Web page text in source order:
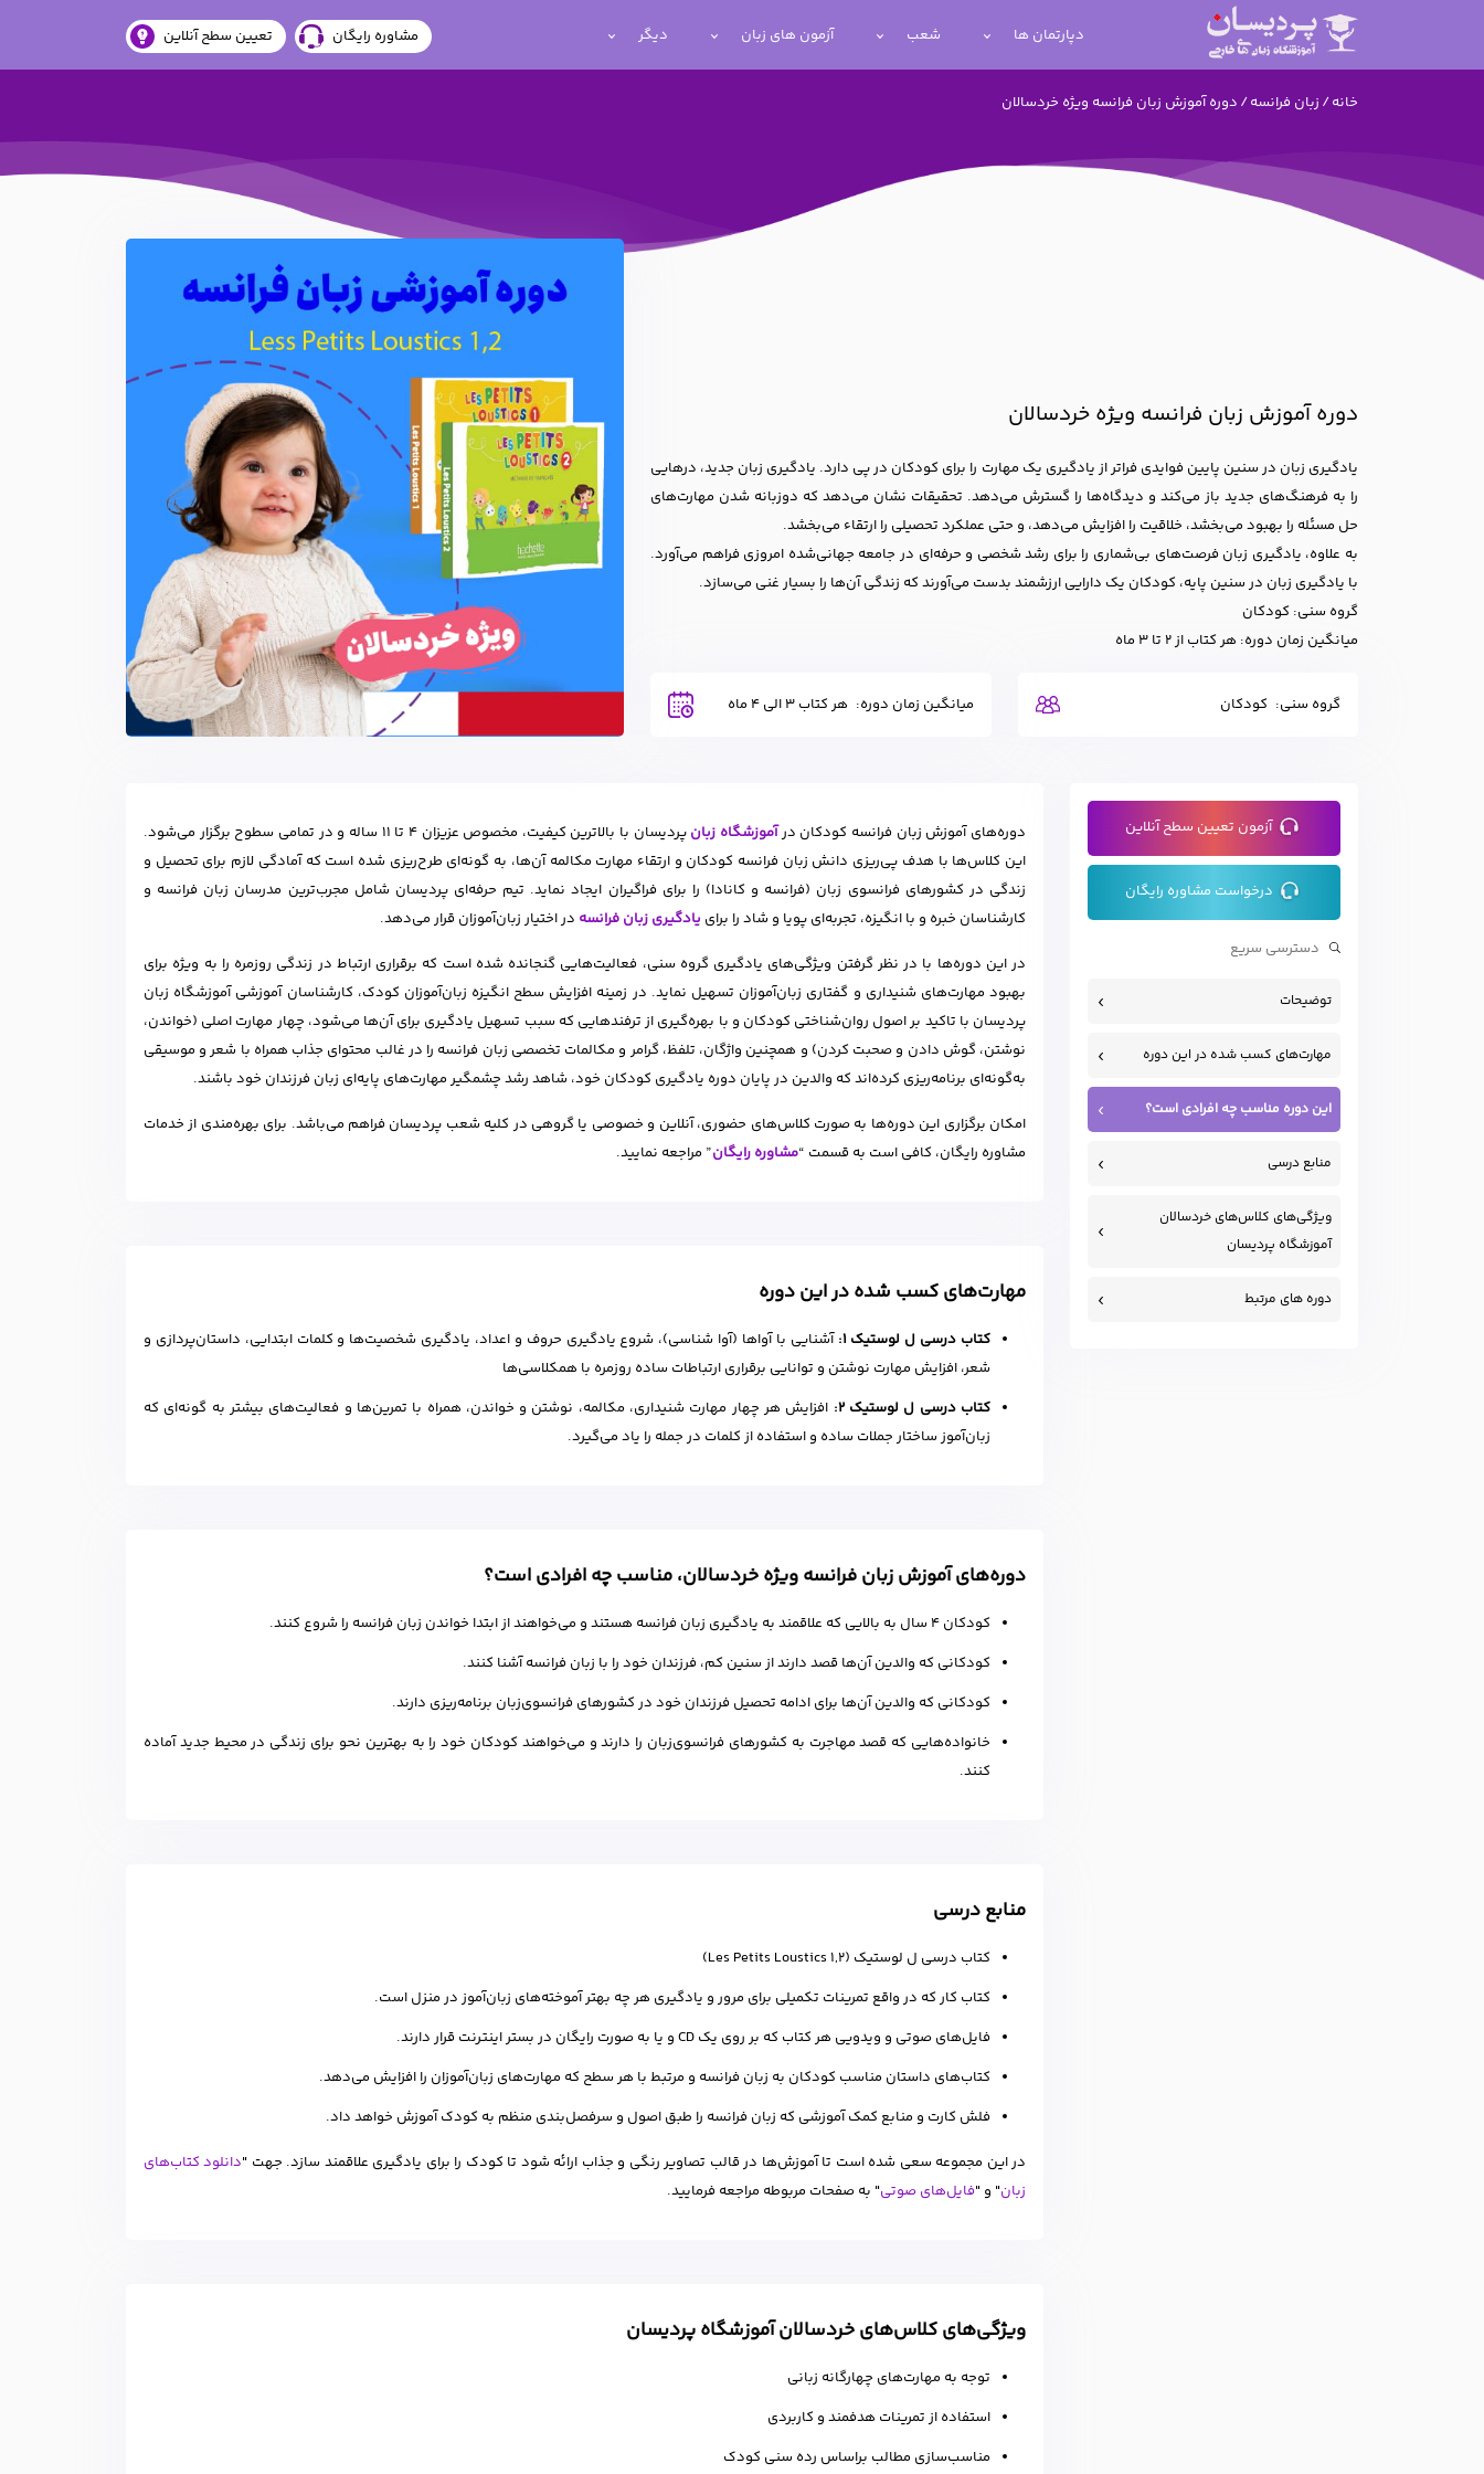
دپارتمان ها شعب آزمون های زبان دیگر مشاوره رایگان تعیین سطح آنلاین
خانه/ زبان فرانسه/ دوره آموزش زبان فرانسه ویژه خردسالان
دوره آموزش زبان فرانسه ویژه خردسالان
یادگیری زبان در سنین پایین فوایدی فراتر از یادگیری یک مهارت را برای کودکان در پی دارد. یادگیری زبان جدید، درهایی
را به فرهنگ‌های جدید باز می‌کند و دیدگاه‌ها را گسترش می‌دهد. تحقیقات نشان می‌دهد که دوزبانه شدن مهارت‌های
حل مسئله را بهبود می‌بخشد، خلاقیت را افزایش می‌دهد، و حتی عملکرد تحصیلی را ارتقاء می‌بخشد.
به علاوه، یادگیری زبان فرصت‌های بی‌شماری را برای رشد شخصی و حرفه‌ای در جامعه جهانی‌شده امروزی فراهم می‌آورد.
با یادگیری زبان در سنین پایه، کودکان یک دارایی ارزشمند بدست می‌آورند که زندگی آن‌ها را بسیار غنی می‌سازد.
گروه سنی: کودکان
میانگین زمان دوره: هر کتاب از 2 تا 3 ماه
گروه سنی: کودکان میانگین زمان دوره: هر کتاب 3 الی 4 ماه
دوره‌های آموزش زبان فرانسه کودکان درآموزشگاه زبان
پردیسان با بالاترین کیفیت، مخصوص عزیزان 4 تا 11 ساله و در تمامی سطوح برگزار می‌شود.
این کلاس‌ها با هدف پی‌ریزی دانش زبان فرانسه کودکان و ارتقاء مهارت مکالمه آن‌ها، به گونه‌ای طرح‌ریزی شده است که آمادگی لازم برای تحصیل و
زندگی در کشورهای فرانسوی زبان (فرانسه و کانادا) را برای فراگیران ایجاد نماید. تیم حرفه‌ای پردیسان شامل مجرب‌ترین مدرسان زبان فرانسه و
کارشناسان خبره و با انگیزه، تجربه‌ای پویا و شاد را برای یادگیری زبان فرانسه در اختیار زبان‌آموزان قرار می‌دهد.
در این دوره‌ها با در نظر گرفتن ویژگی‌های یادگیری گروه سنی، فعالیت‌هایی گنجانده شده است که برقراری ارتباط در زندگی روزمره را به ویژه برای
بهبود مهارت‌های شنیداری و گفتاری زبان‌آموزان تسهیل نماید. در زمینه افزایش سطح انگیزه زبان‌آموزان کودک، کارشناسان آموزشی آموزشگاه زبان
پردیسان با تاکید بر اصول روان‌شناختی کودکان و با بهره‌گیری از ترفندهایی که سبب تسهیل یادگیری برای آن‌ها می‌شود، چهار مهارت اصلی (خواندن،
نوشتن، گوش دادن و صحبت کردن) و همچنین واژگان، تلفظ، گرامر و مکالمات تخصصی زبان فرانسه را در غالب محتوای جذاب همراه با شعر و موسیقی
به‌گونه‌ای برنامه‌ریزی کرده‌اند که والدین در پایان دوره یادگیری کودکان خود، شاهد رشد چشمگیر مهارت‌های پایه‌ای زبان فرزندان خود باشند.
امکان برگزاری این دوره‌ها به صورت کلاس‌های حضوری، آنلاین و خصوصی یا گروهی در کلیه شعب پردیسان فراهم می‌باشد. برای بهره‌مندی از خدمات
مشاوره رایگان، کافی است به قسمت “مشاوره رایگان” مراجعه نمایید.
مهارت‌های کسب شده در این دوره
کتاب درسی ل لوستیک 1:
آشنایی با آواها (آوا شناسی)، شروع یادگیری حروف و اعداد، یادگیری شخصیت‌ها و کلمات ابتدایی، داستان‌پردازی و
شعر، افزایش مهارت نوشتن و توانایی برقراری ارتباطات ساده روزمره با همکلاسی‌ها
کتاب درسی ل لوستیک 2:
افزایش هر چهار مهارت شنیداری، مکالمه، نوشتن و خواندن، همراه با تمرین‌ها و فعالیت‌های بیشتر به گونه‌ای که
زبان‌آموز ساختار جملات ساده و استفاده از کلمات در جمله را یاد می‌گیرد.
دوره‌های آموزش زبان فرانسه ویژه خردسالان، مناسب چه افرادی است؟
کودکان 4 سال به بالایی که علاقمند به یادگیری زبان فرانسه هستند و می‌خواهند از ابتدا خواندن زبان فرانسه را شروع کنند.
کودکانی که والدین آن‌ها قصد دارند از سنین کم، فرزندان خود را با زبان فرانسه آشنا کنند.
کودکانی که والدین آن‌ها برای ادامه تحصیل فرزندان خود در کشورهای فرانسوی‌زبان برنامه‌ریزی دارند.
خانواده‌هایی که قصد مهاجرت به کشورهای فرانسوی‌زبان را دارند و می‌خواهند کودکان خود را به بهترین نحو برای زندگی در محیط جدید آماده
کنند.
منابع درسی
کتاب درسی ل لوستیک (Les Petits Loustics 1,2)
کتاب کار که در واقع تمرینات تکمیلی برای مرور و یادگیری هر چه بهتر آموخته‌های زبان‌آموز در منزل است.
فایل‌های صوتی و ویدویی هر کتاب که بر روی یک CD و یا به صورت رایگان در بستر اینترنت قرار دارند.
کتاب‌های داستان مناسب کودکان به زبان فرانسه و مرتبط با هر سطح که مهارت‌های زبان‌آموزان را افزایش می‌دهد.
فلش کارت و منابع کمک آموزشی که زبان فرانسه را طبق اصول و سرفصل‌بندی منظم به کودک آموزش خواهد داد.
در این مجموعه سعی شده است تا آموزش‌ها در قالب تصاویر رنگی و جذاب ارائه شود تا کودک را برای یادگیری علاقمند سازد. جهت "دانلود کتاب‌های
زبان" و "فایل‌های صوتی" به صفحات مربوطه مراجعه فرمایید.
ویژگی‌های کلاس‌های خردسالان آموزشگاه پردیسان
توجه به مهارت‌های چهارگانه زبانی
استفاده از تمرینات هدفمند و کاربردی
مناسب‌سازی مطالب براساس رده سنی کودک
آزمون تعیین سطح آنلاین
درخواست مشاوره رایگان
توضیحات
مهارت‌های کسب شده در این دوره
این دوره مناسب چه افرادی است؟
منابع درسی
ویژگی‌های کلاس‌های خردسالان
آموزشگاه پردیسان
دوره های مرتبط